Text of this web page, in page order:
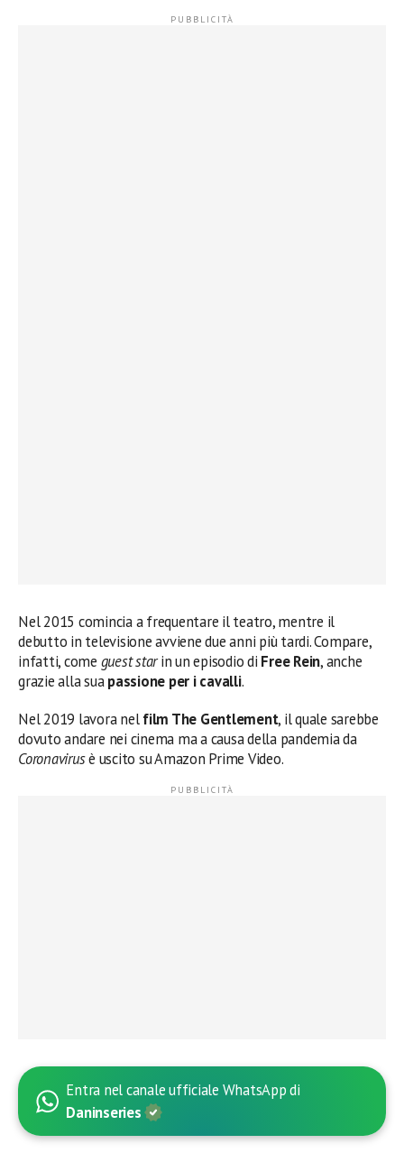
Nel 2015 comincia a frequentare il teatro, mentre il
debutto in televisione avviene due anni più tardi. Compare,
infatti, come guest starin un episodio di Free Rein, anche
grazie alla suapassione per i cavalli.
Nel 2019 lavora nelfilm The Gentlement, il quale sarebbe
dovuto andare nei cinema ma a causa della pandemia da
Coronavirusè uscito su Amazon Prime Video.
Entra nel canale ufficiale WhatsApp di
Daninseries